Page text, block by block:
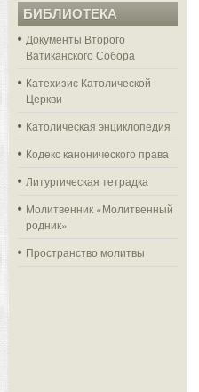
БИБЛИОТЕКА
Документы Второго
Ватиканского Собора
Катехизис Католической
Церкви
Католическая энциклопедия
Кодекс канонического права
Литургическая тетрадка
Молитвенник «Молитвенный
родник»
Пространство молитвы